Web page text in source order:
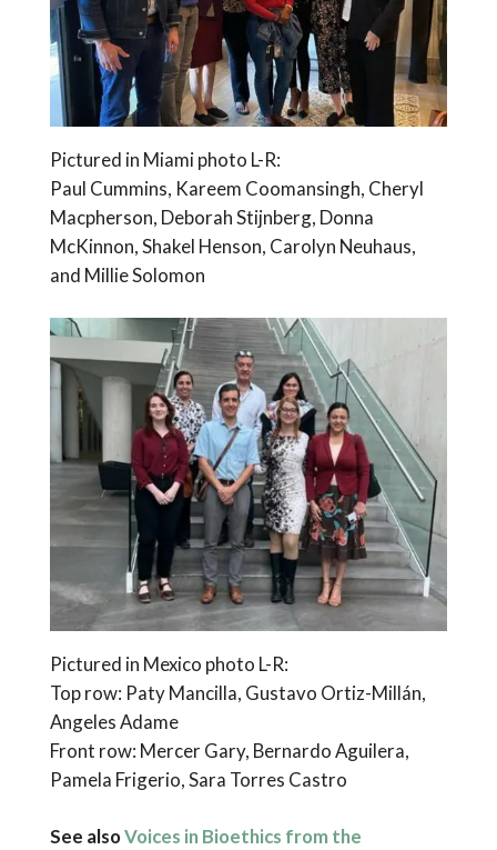
Pictured in Miami photo L-R:
Paul Cummins, Kareem Coomansingh, Cheryl
Macpherson, Deborah Stijnberg, Donna
McKinnon, Shakel Henson, Carolyn Neuhaus,
and Millie Solomon
Pictured in Mexico photo L-R:
Top row: Paty Mancilla, Gustavo Ortiz-Millán,
Angeles Adame
Front row: Mercer Gary, Bernardo Aguilera,
Pamela Frigerio, Sara Torres Castro
See alsoVoices in Bioethics from the